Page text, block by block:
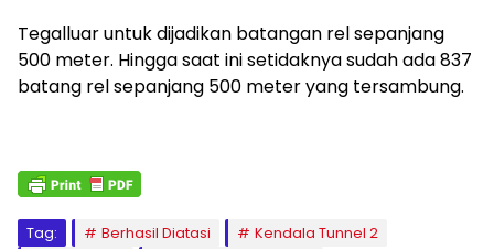
Tegalluar untuk dijadikan batangan rel sepanjang
500 meter. Hingga saat ini setidaknya sudah ada 837
batang rel sepanjang 500 meter yang tersambung.
Tag: Berhasil Diatasi
Kendala Tunnel 2